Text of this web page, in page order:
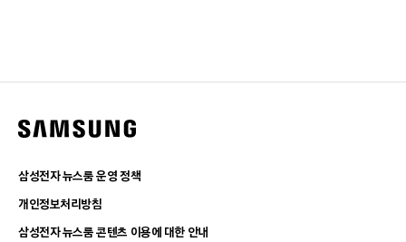
삼성전자 뉴스룸 운영 정책
개인정보처리방침
삼성전자 뉴스룸 콘텐츠 이용에 대한 안내